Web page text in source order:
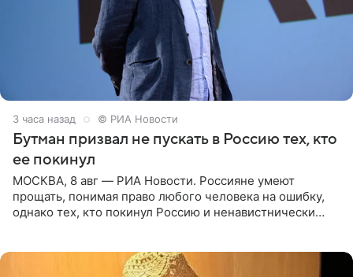
3 часа назад © РИА Новости
Бутман призвал не пускать в Россию тех, кто
ее покинул
МОСКВА, 8 авг — РИА Новости. Россияне умеют
прощать, понимая право любого человека на ошибку,
однако тех, кто покинул Россию и ненавистнически